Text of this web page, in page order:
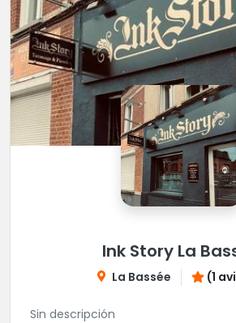
Ink Story La
La Bassée (1
Sin descripción